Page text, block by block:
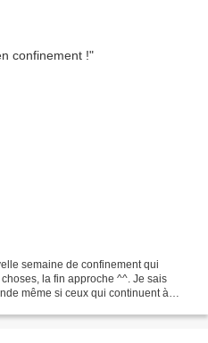
semaine de confinement qui
la fin approche ^^. Je sais
même si ceux qui continuent à